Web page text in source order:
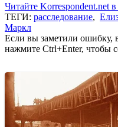
Читайте Korrespondent.net
ТЕГИ: расследование,
Маркл
Если вы заметили ошибку,
нажмите Ctrl+Enter, чтобы